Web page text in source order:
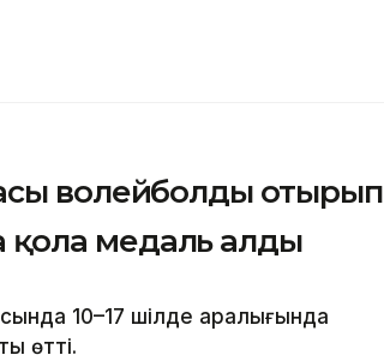
волейболды отырып
қола медаль алды
10–17 шілде аралығында
өтті.